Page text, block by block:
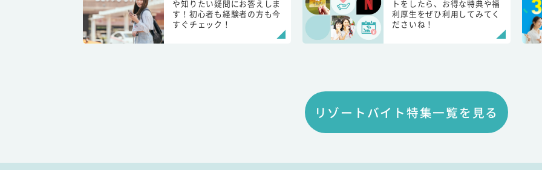
や知りたい疑問にお答えしま
す！初心者も経験者の方も今
すぐチェック！
トをしたら、お得な特典や福
利厚生をぜひ利用してみてく
ださいね！
リゾートバイト特集一覧を見る